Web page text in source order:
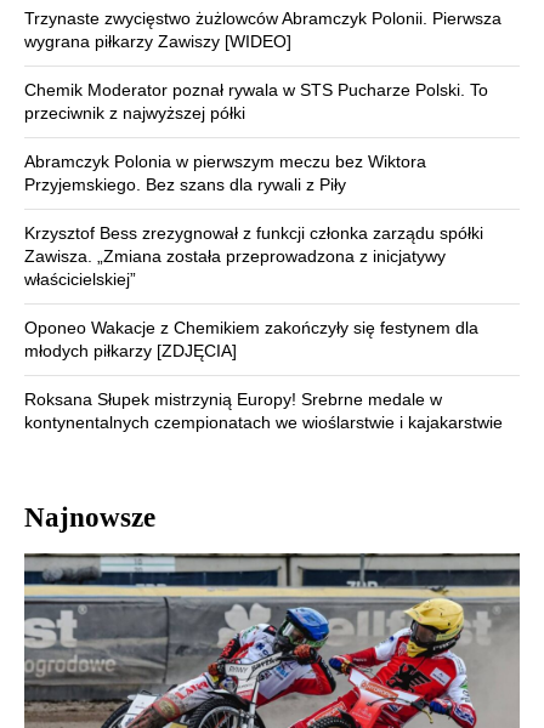
Trzynaste zwycięstwo żużlowców Abramczyk Polonii. Pierwsza
wygrana piłkarzy Zawiszy [WIDEO]
Chemik Moderator poznał rywala w STS Pucharze Polski. To
przeciwnik z najwyższej półki
Abramczyk Polonia w pierwszym meczu bez Wiktora
Przyjemskiego. Bez szans dla rywali z Piły
Krzysztof Bess zrezygnował z funkcji członka zarządu spółki
Zawisza. „Zmiana została przeprowadzona z inicjatywy
właścicielskiej”
Oponeo Wakacje z Chemikiem zakończyły się festynem dla
młodych piłkarzy [ZDJĘCIA]
Roksana Słupek mistrzynią Europy! Srebrne medale w
kontynentalnych czempionatach we wioślarstwie i kajakarstwie
Najnowsze